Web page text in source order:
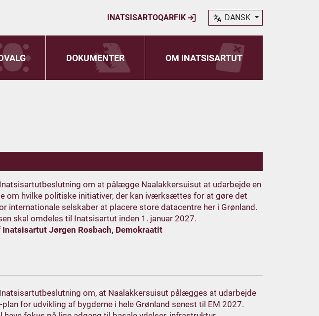
INATSISARTOQARFIK DANSK
DOKUMENTER OM INATSISARTUT
om at pålægge Naalakkersuisut at udarbejde en
om hvilke politiske initiativer, der kan iværksættes for at gøre det
internationale selskaber at placere store datacentre her i Grønland.
skal omdeles til Inatsisartut inden 1. januar 2027.
Inatsisartut Jørgen Rosbach, Demokraatit
om, at Naalakkersuisut pålægges at udarbejde
plan for udvikling af bygderne i hele Grønland senest til EM 2027.